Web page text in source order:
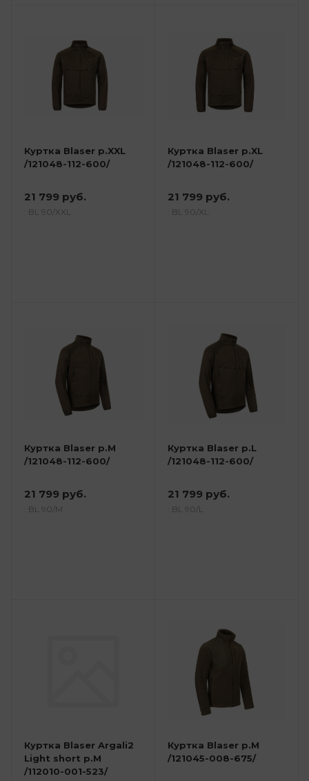
Куртка Blaser р.XXL
/121048-112-600/
21 799 руб.
: BL 90/XXL
Куртка Blaser р.XL
/121048-112-600/
21 799 руб.
: BL 90/XL
Куртка Blaser р.M
/121048-112-600/
21 799 руб.
: BL 90/M
Куртка Blaser р.L
/121048-112-600/
21 799 руб.
: BL 90/L
Куртка Blaser Argali2
Light short р.M
/112010-001-523/
Куртка Blaser р.M
/121045-008-675/